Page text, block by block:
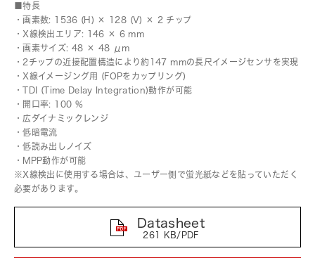
■特長
・画素数: 1536 (H) × 128 (V) × 2 チップ
・X線検出エリア: 146 × 6 mm
・画素サイズ: 48 × 48 μm
・2チップの近接配置構造により約147 mmの長尺イメージセンサを実現
・X線イメージング用 (FOPをカップリング)
・TDI (Time Delay Integration)動作が可能
・開口率: 100 %
・広ダイナミックレンジ
・低暗電流
・低読み出しノイズ
・MPP動作が可能
※X線検出に使用する場合は、ユーザー側で蛍光紙などを貼っていただく
必要があります。
Datasheet
261 KB/PDF